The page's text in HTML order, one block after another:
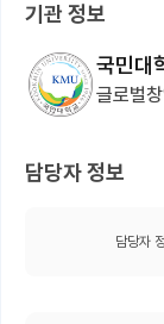
기관 정보
국민대
글로벌
담당자 정보
담당자